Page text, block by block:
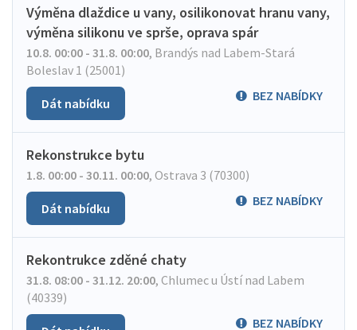
Výměna dlaždice u vany, osilikonovat hranu vany,
výměna silikonu ve sprše, oprava spár
10.8. 00:00 - 31.8. 00:00, Brandýs nad Labem-Stará
Boleslav 1 (25001)
BEZ NABÍDKY
Dát nabídku
Rekonstrukce bytu
1.8. 00:00 - 30.11. 00:00, Ostrava 3 (70300)
BEZ NABÍDKY
Dát nabídku
Rekontrukce zděné chaty
31.8. 08:00 - 31.12. 20:00, Chlumec u Ústí nad Labem
(40339)
BEZ NABÍDKY